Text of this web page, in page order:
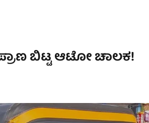
ಬಿಟ್ಟ ಆಟೋ ಚಾಲಕ!